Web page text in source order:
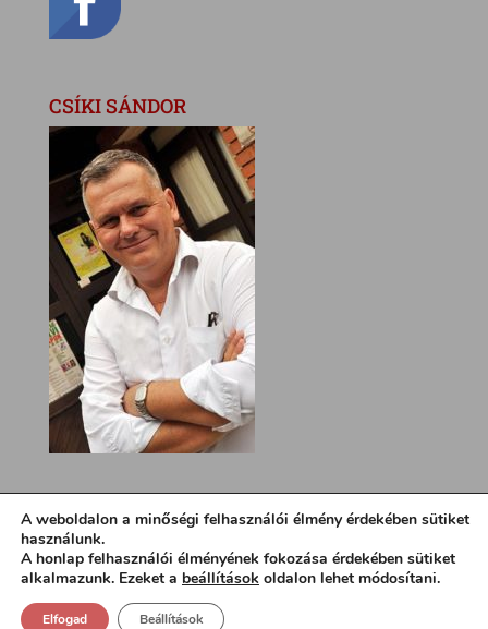
CSÍKI SÁNDOR
Design:
A weboldalon a minőségi felhasználói élmény érdekében sütiket
használunk.
A honlap felhasználói élményének fokozása érdekében sütiket
alkalmazunk. Ezeket a beállítások oldalon lehet módosítani.
Elfogad Beállítások